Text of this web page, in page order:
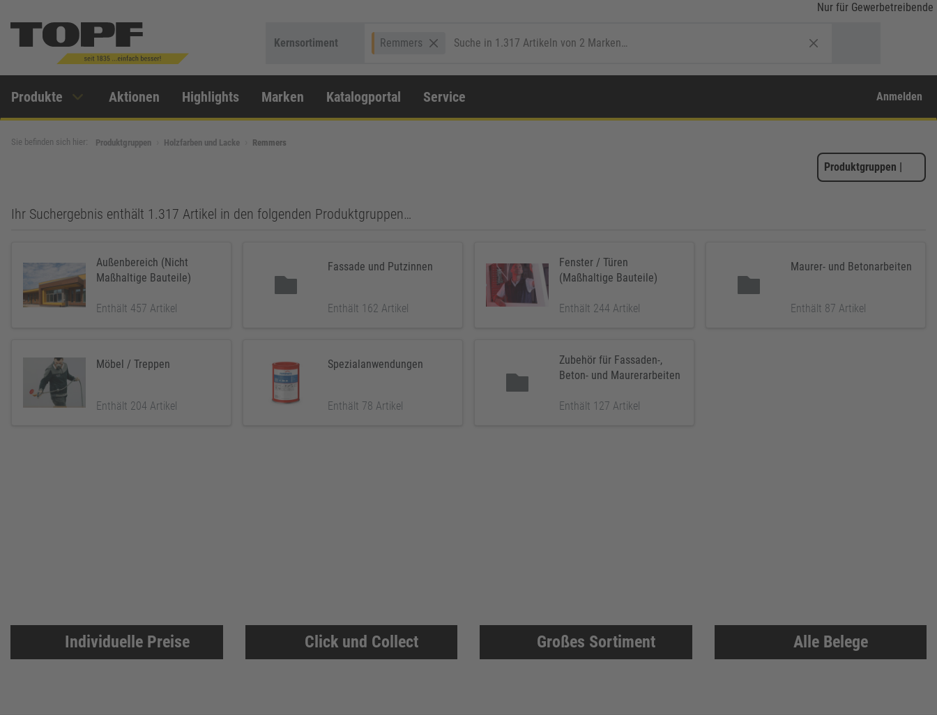
Nur für Gewerbetreibende
Kernsortiment Remmers
Produkte Aktionen Highlights Marken Katalogportal Service Anmelden
Sie befinden sich hier: Produktgruppen Holzfarben und Lacke Remmers
Produktgruppen |
Ihr Suchergebnis enthält 1.317 Artikel in den folgenden Produktgruppen…
Außenbereich (Nicht
Maßhaltige Bauteile)
Enthält 457 Artikel
Fassade und Putzinnen
Enthält 162 Artikel
Fenster / Türen
(Maßhaltige Bauteile)
Enthält 244 Artikel
Maurer- und Betonarbeiten
Enthält 87 Artikel
Möbel / Treppen
Enthält 204 Artikel
Spezialanwendungen
Enthält 78 Artikel
Zubehör für Fassaden-,
Beton- und Maurerarbeiten
Enthält 127 Artikel
Individuelle Preise Click und Collect Großes Sortiment Alle Belege